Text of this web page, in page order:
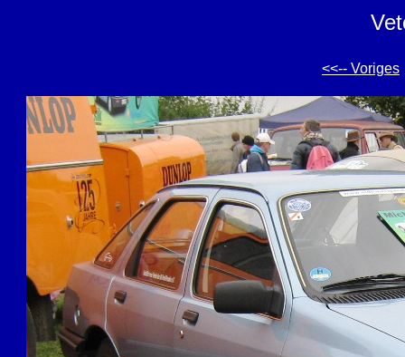
<<-- Voriges